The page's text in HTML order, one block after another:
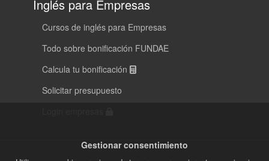
Inglés para Empresas
Cursos de inglés para Empresas
Todo sobre bonificación FUNDAE
Calcula tu bonificación
Solicitar presupuesto
Gestionar consentimiento